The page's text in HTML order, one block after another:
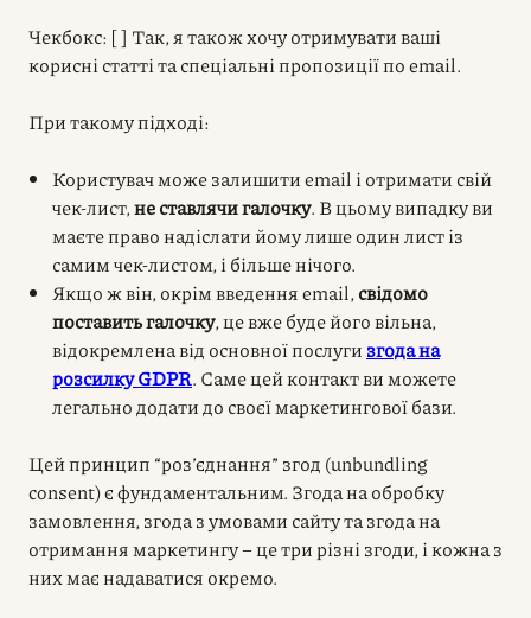
Чекбокс: [ ] Так, я також хочу отримувати ваші
корисні статті та спеціальні пропозиції по email.
При такому підході:
Користувач може залишити email і отримати свій
чек-лист,не ставлячи галочку. В цьому випадку ви
маєте право надіслати йому лише один лист із
самим чек-листом, і більше нічого.
Якщо ж він, окрім введення email, свідомо
поставить галочку, це вже буде його вільна,
відокремлена від основної послуги згода на
розсилку GDPR. Саме цей контакт ви можете
легально додати до своєї маркетингової бази.
Цей принцип “роз’єднання” згод (unbundling
consent) є фундаментальним. Згода на обробку
замовлення, згода з умовами сайту та згода на
отримання маркетингу – це три різні згоди, і кожна з
них має надаватися окремо.